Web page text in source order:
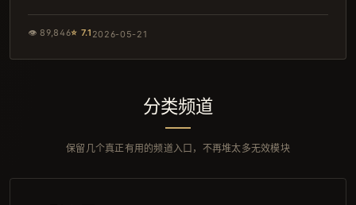
👁 89,846⭐ 7.1 2026-05-21
分类频道
保留几个真正有用的频道入口，不再堆太多无效模块